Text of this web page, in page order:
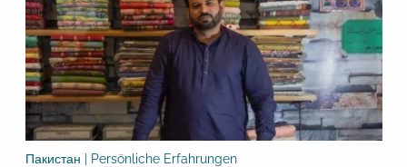
Пакистан | Persönliche Erfahrungen